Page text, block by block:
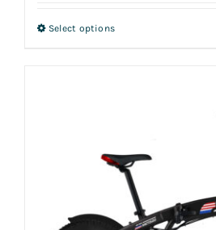
Select options